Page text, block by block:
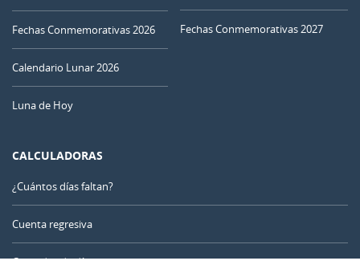
Fechas Conmemorativas 2026
Calendario Lunar 2026
Luna de Hoy
Fechas Conmemorativas 2027
CALCULADORAS
¿Cuántos días faltan?
Cuenta regresiva
Contador de días